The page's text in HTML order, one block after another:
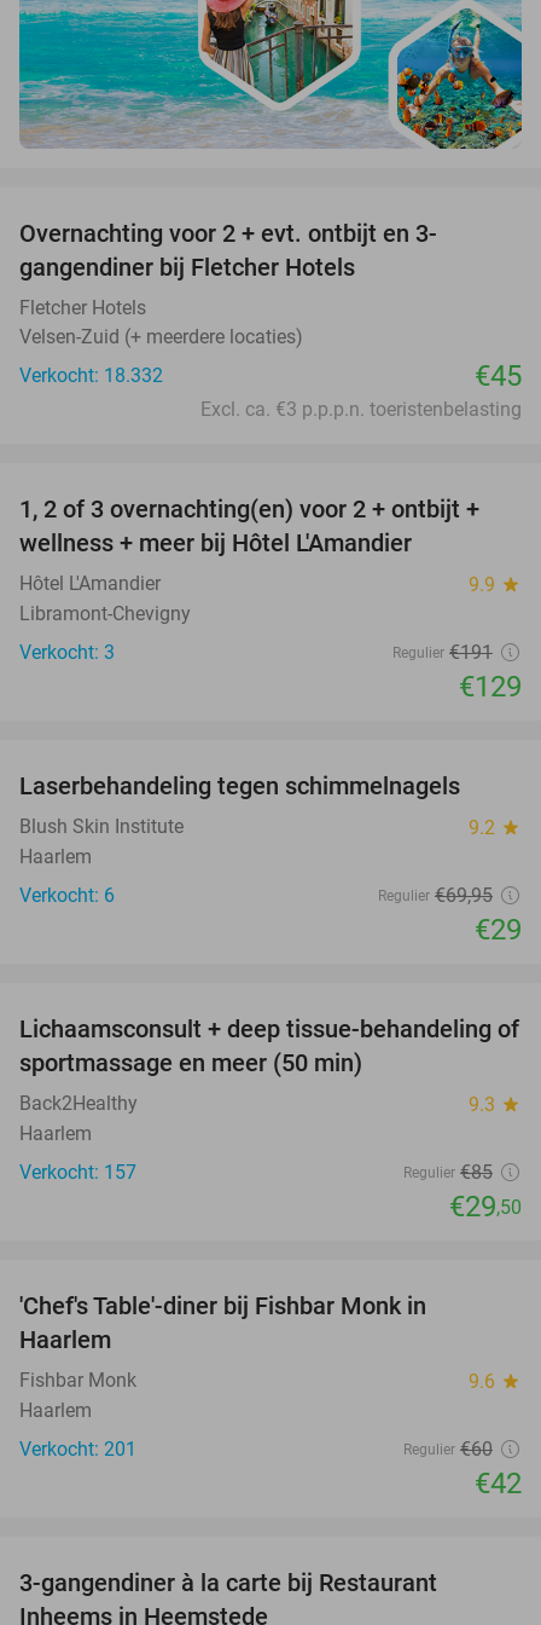
Overnachting voor 2 + evt. ontbijt en 3-
gangendiner bij Fletcher Hotels
Fletcher Hotels
Velsen-Zuid (+ meerdere locaties)
Verkocht: 18.332
€45
Excl. ca. €3 p.p.p.n. toeristenbelasting
32%
TODAY
1, 2 of 3 overnachting(en) voor 2 + ontbijt +
wellness + meer bij Hôtel L'Amandier
Hôtel L'Amandier 9.9 star
Libramont-Chevigny
Verkocht: 3
Regulier €191
€129
Laserbehandeling tegen schimmelnagels
Blush Skin Institute 9.2 star
Haarlem
Verkocht: 6
Regulier €69,95
€29
65%
Lichaamsconsult + deep tissue-behandeling of
sportmassage en meer (50 min)
Back2Healthy 9.3 star
Haarlem
Verkocht: 157
Regulier €85
€29,50
'Chef's Table'-diner bij Fishbar Monk in
Haarlem
Fishbar Monk 9.6 star
Haarlem
Verkocht: 201
Regulier €60
€42
3-gangendiner à la carte bij Restaurant
Inheems in Heemstede